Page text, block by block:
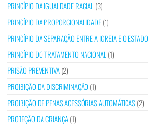
PRINCÍPIO DA IGUALDADE RACIAL (3)
PRINCÍPIO DA PROPORCIONALIDADE(1)
PRINCÍPIO DA SEPARAÇÃO ENTRE A IGREJA E O ESTADO
PRINCÍPIO DO TRATAMENTO NACIONAL (1)
PRISÃO PREVENTIVA(2)
PROIBIÇÃO DA DISCRIMINAÇÃO (1)
PROIBIÇÃO DE PENAS ACESSÓRIAS AUTOMÁTICAS(2)
PROTEÇÃO DA CRIANÇA(1)